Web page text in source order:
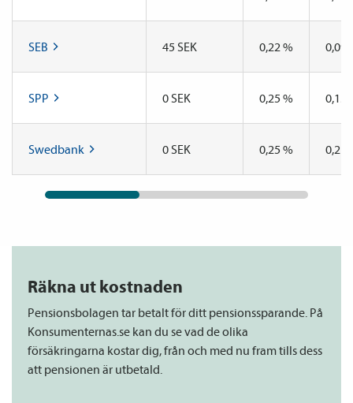
SEB 45 SEK 0,22 % 0,09
SPP 0 SEK 0,25 % 0,13
Swedbank 0 SEK 0,25 % 0,21
Räkna ut kostnaden
Pensions­bolagen tar betalt för ditt pensions­sparande. På
Konsumenternas.se kan du se vad de olika
försäkringarna kostar dig, från och med nu fram tills dess
att pensionen är utbetald.